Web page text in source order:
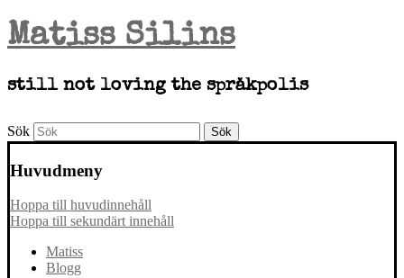
Matiss Silins
still not loving the språkpolis
Sök
Huvudmeny
Hoppa till huvudinnehåll
Hoppa till sekundärt innehåll
Matiss
Blogg